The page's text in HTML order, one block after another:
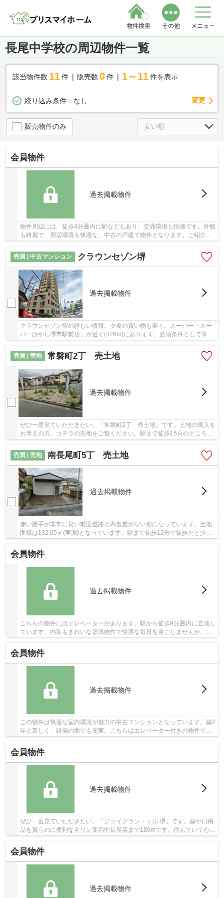
物件検索 その他 メニュー
長尾中学校の周辺物件一覧
該当物件数 11件 販売数 0 件 1～11 件を表示
絞り込み条件： なし 変更
販売物件のみ
会員物件
過去掲載物件
物件周辺には、徒歩4分圏内に駅などもあり、交通環境も快適です。外観
も綺麗で、周辺環境も快適な、中古の戸建て物件となります。ご紹介す
売買 | 中古マンション
クラウンセゾン堺
過去掲載物件
クラウンセゾン堺の詳しい情報。夕食の買い物も楽々。スーパー「スー
パーはやし堺市駅前店」が近く(426m)にあります。必須条件として挙げ
売買 | 売地
常磐町2丁 売土地
過去掲載物件
ぜひ一度見ていただきたい、「常磐町2丁 売土地」です。土地の購入を
お考えの方、コチラの売地をご覧ください。駅まで徒歩15分のところに
売買 | 売地
南長尾町5丁 売土地
過去掲載物件
使い勝手が非常に良い前面道路と高低差がない形になっています。土地
面積は132.05㎡(実測)となっています。駅まで徒歩12分で徒歩だと少し
距離がありますが運動にもなり健康志向の方に...
会員物件
過去掲載物件
こちらの物件にはエレベーターがあります。駅から徒歩9分圏内に立地し
ています。内装もきれいな築浅物件で快適な毎日を過ごしませんか。快
会員物件
過去掲載物件
この物件は快適な室内環境が魅力の中古マンションとなっています。築2
年と新しく、設備の面でも充実。こちらはエレベーター付きの物件で
会員物件
過去掲載物件
ぜひ一度見ていただきたい、「ジェイグラン・エル 堺」です。薬や日用
品を買うのに便利なキリン薬局中長尾店まで189mです。住んでいて心地
会員物件
過去掲載物件